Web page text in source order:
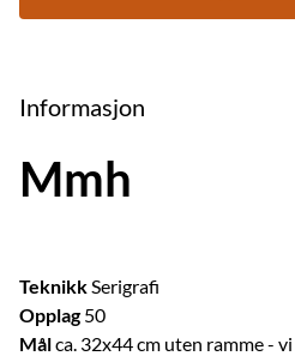
Informasjon
Mmh
TeknikkSerigrafi
Opplag50
Målca. 32x44 cm uten ramme -